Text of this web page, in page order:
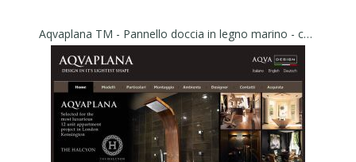
Aqvaplana TM - Pannello doccia in legno marino - colonna doccia - accessori bagno - Aqvadesign